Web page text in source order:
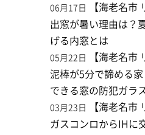
06月17日
【海老名市
出窓が暑い理由は？
げる内窓とは
05月22日
【海老名市
泥棒が5分で諦める
できる窓の防犯ガラ
03月23日
【海老名市
ガスコンロからIHに